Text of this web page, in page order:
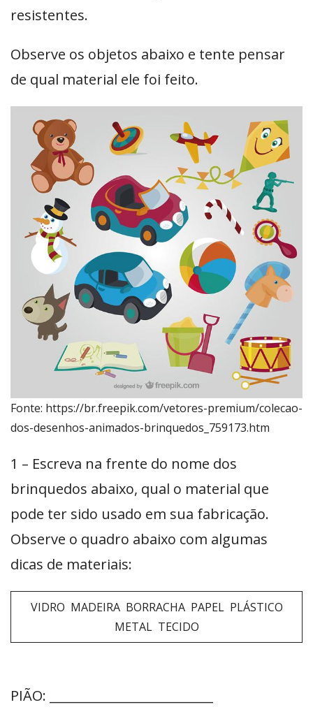
resistentes.
Observe os objetos abaixo e tente pensar
de qual material ele foi feito.
Fonte: https://br.freepik.com/vetores-premium/colecao-
dos-desenhos-animados-brinquedos_759173.htm
1 – Escreva na frente do nome dos
brinquedos abaixo, qual o material que
pode ter sido usado em sua fabricação.
Observe o quadro abaixo com algumas
dicas de materiais:
VIDRO MADEIRA BORRACHA PAPEL PLÁSTICO
METAL TECIDO
PIÃO: __________________________